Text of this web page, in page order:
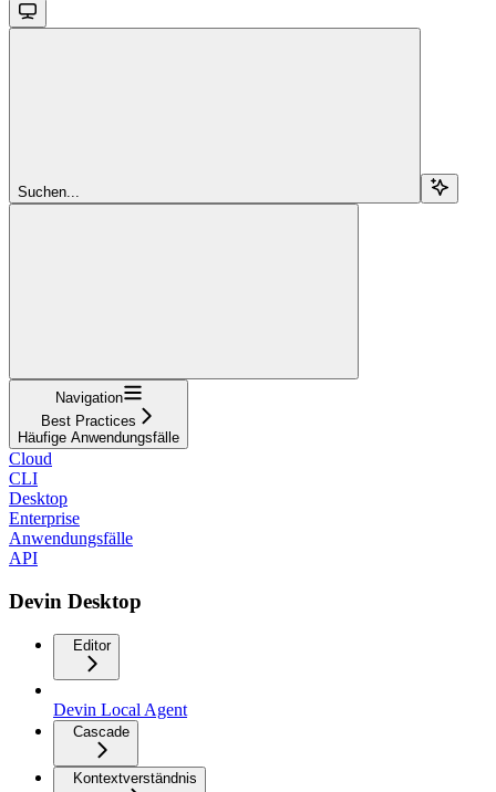
Suchen...
Navigation
Best Practices
Häufige Anwendungsfälle
Cloud
CLI
Desktop
Enterprise
Anwendungsfälle
API
Devin Desktop
Editor
Devin Local Agent
Cascade
Kontextverständnis